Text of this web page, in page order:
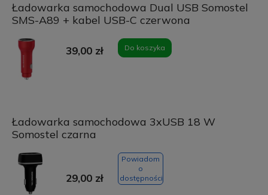
Ładowarka samochodowa Dual USB Somostel
SMS-A89 + kabel USB-C czerwona
39,00 zł Do koszyka
Ładowarka samochodowa 3xUSB 18 W
Somostel czarna
29,00 zł
Powiadom
o
dostępności